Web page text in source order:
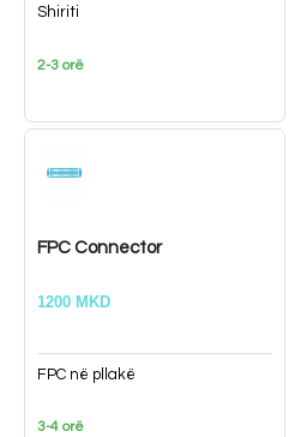
Shiriti
2-3 orë
FPC Connector
1200 MKD
FPC në pllakë
3-4 orë